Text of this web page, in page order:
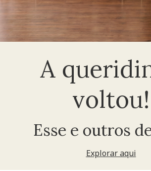
A
voltou!
Esse e outros
Explorar aqui